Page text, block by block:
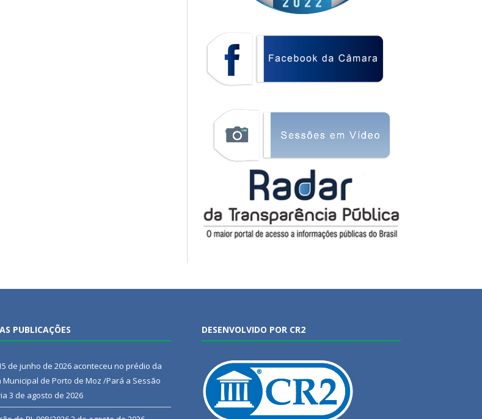
PUBLICAÇÕES
de junho de 2026 aconteceu no prédio da
Municipal de Porto de Moz /Pará a Sessão
3 de agosto de 2026
DESENVOLVIDO POR CR2